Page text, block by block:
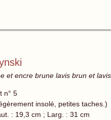
et encre brune lavis brun et
n° 5
insolé, petites taches.)
: 19,3 cm ; Larg. : 31 cm